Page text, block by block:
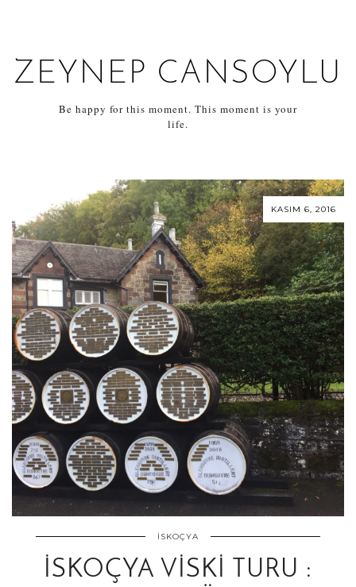
ZEYNEP CANSOYLU
Be happy for this moment. This moment is your
life.
KASIM 6, 2016
İSKOÇYA
İSKOÇYA VİSKİ TURU :